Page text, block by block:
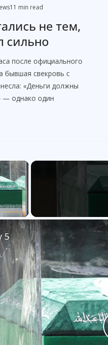
11 min read
не тем,
сильно
после официального
бывшая свекровь с
«Деньги должны
— однако один
×
Video
5